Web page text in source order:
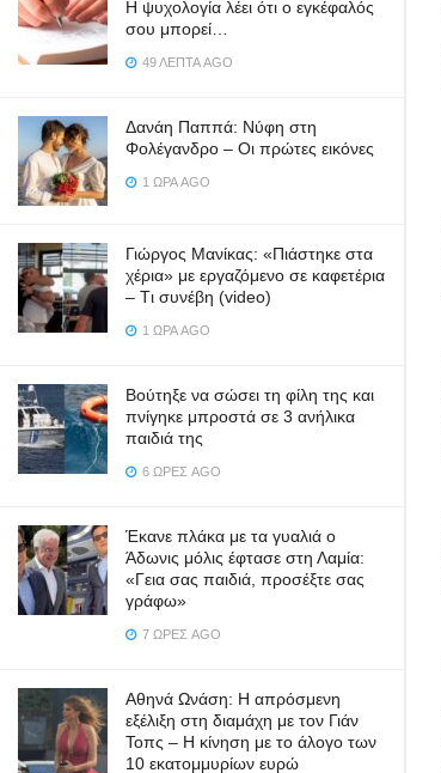
Η ψυχολογία λέει ότι ο εγκέφαλός
σου μπορεί…
49 ΛΕΠΤΆ AGO
Δανάη Παππά: Νύφη στη
Φολέγανδρο – Οι πρώτες εικόνες
1 ΏΡΑ AGO
Γιώργος Μανίκας: «Πιάστηκε στα
χέρια» με εργαζόμενο σε καφετέρια
– Tι συνέβη (video)
1 ΏΡΑ AGO
Βούτηξε να σώσει τη φίλη της και
πνίγηκε μπροστά σε 3 ανήλικα
παιδιά της
6 ΏΡΕΣ AGO
Έκανε πλάκα με τα γυαλιά ο
Άδωνις μόλις έφτασε στη Λαμία:
«Γεια σας παιδιά, προσέξτε σας
γράφω»
7 ΏΡΕΣ AGO
Αθηνά Ωνάση: Η απρόσμενη
εξέλιξη στη διαμάχη με τον Γιάν
Τοπς – Η κίνηση με το άλογο των
10 εκατομμυρίων ευρώ